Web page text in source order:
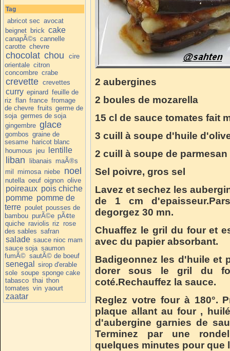
Tag
abricot sec avocat
beignet brick cake
canapÃ©s cannelle
carotte chevre
chocolat chou
cire
orientale citron
concombre crabe
crevette crevettes
curry epinard feuille de
riz flan france fromage
de chevre fruits germe de
soja germes de soja
gingembre glace
gombos graine de
sesame haricot blanc
houmous jeu lentille
liban libanais maÃ®s
mil mimosa niebe noel
nutella oeuf oignon olive
poireaux pois chiche
pomme pomme de
terre poulet pousses de
bambou purÃ©e pÃ¢te
quiche raviolis riz rose
des sables safran
salade sauce nioc mam
sauce soja saumon
fumÃ© sautÃ© de boeuf
senegal
sirop d'erable
sole soupe sponge cake
tabasco thai thon
tomates vin yaourt
zaatar
2 aubergines
2 boules de mozarella
15 cl de sauce tomates fait
3 cuill à soupe d'huile
2 cuill à soupe de parmesan
Sel poivre, gros sel
Lavez et sechez les
de 1 cm
degorgez 30 mn.
Chuaffez le gril du four et
avec du papier absorbant.
Badigeonnez les d'huile et
dorer sous le gril du
coté.Rechauffez la sauce.
Reglez votre four à 180°.
plaque allant au four ,
d'aubergine garnies de
Terminez par une
quelques minutes pour que